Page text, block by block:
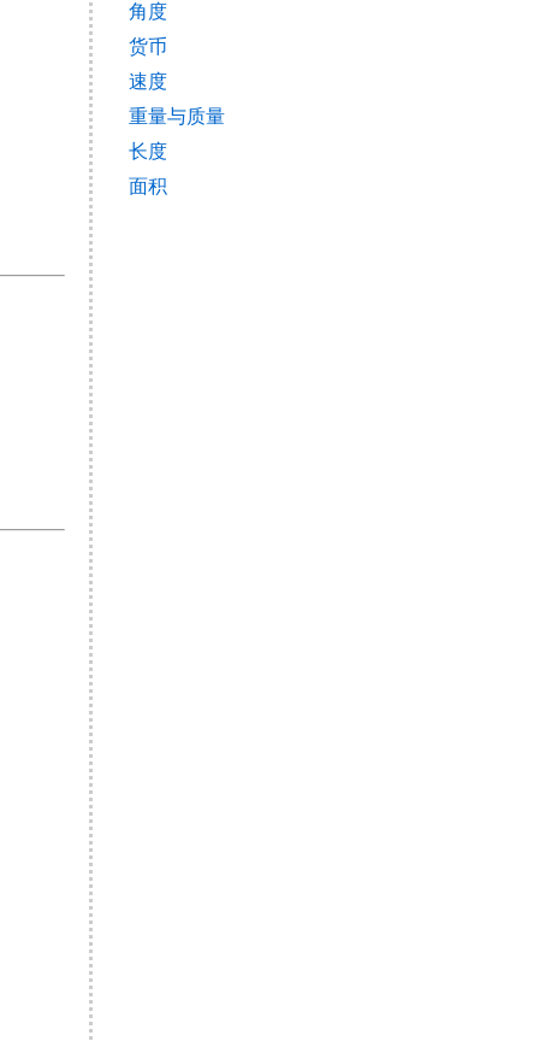
角度
货币
速度
重量与质量
长度
面积